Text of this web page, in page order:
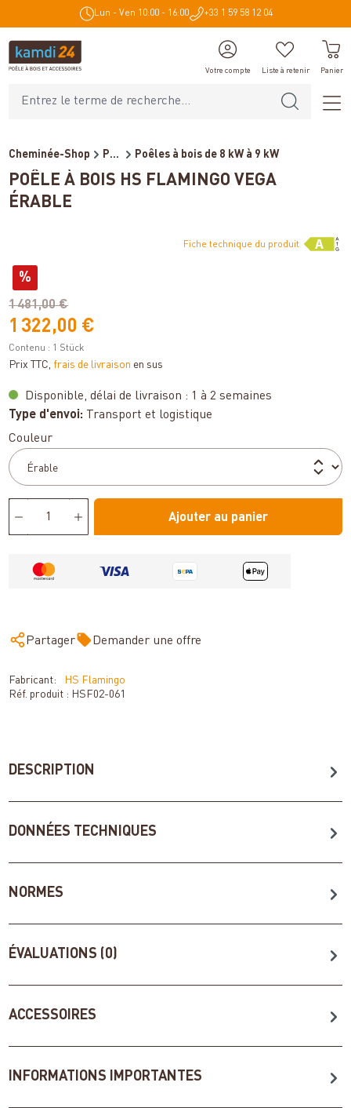
principal Lun - Ven 10:00 - 16:00 +33 1 59 58 12 04
Votre compte Liste à retenir Panier
Cheminée-Shop Poêles et cheminées Poêles à bois de 8 kW à 9 kW
POÊLE À BOIS HS FLAMINGO VEGA
ÉRABLE
(économie de 14%)
Fiche technique du produit
%
1 481,00 €
1 322,00 €
Contenu : 1 Stück
Prix TTC, frais de livraison en sus
Disponible, délai de livraison : 1 à 2 semaines
Type d'envoi: Transport et logistique
Sélectionnez
Couleur
Ajouter au panier
Partager Demander une offre
Fabricant:
HS Flamingo
Réf. produit : HSF02-061
DESCRIPTION
DONNÉES TECHNIQUES
NORMES
ÉVALUATIONS (0)
ACCESSOIRES
INFORMATIONS IMPORTANTES